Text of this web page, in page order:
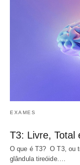
EXAMES
T3: Livre, Total
O que é T3? O T3, ou
glândula tireóide.…